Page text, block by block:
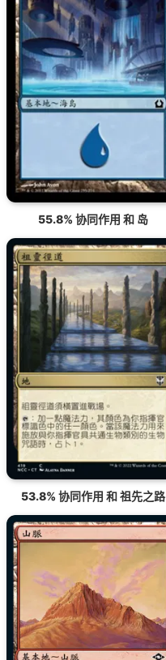
55.8% 协同作用 和 岛
53.8% 协同作用 和 祖先之路